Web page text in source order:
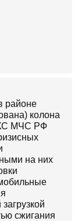
районе
колона
МЧС РФ
на них
сжигания